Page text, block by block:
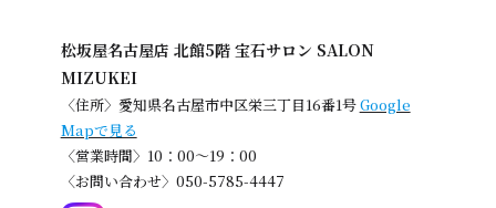
松坂屋名古屋店 北館5階 宝石サロン SALON
MIZUKEI
〈住所〉愛知県名古屋市中区栄三丁目16番1号Google
Mapで見る
〈営業時間〉10：00～19：00
〈お問い合わせ〉050-5785-4447